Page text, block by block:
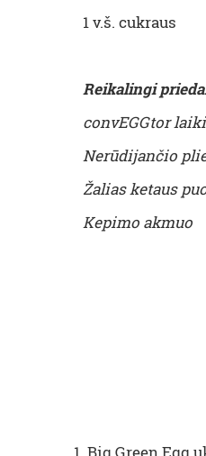
1 v.š. cukraus
Reikalingi
convEGGtor
Nerūdijančio
Žalias ketaus
Kepimo akmuo